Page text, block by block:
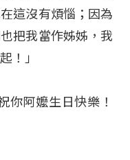
這沒有煩惱；因為
把我當作姊姊，我
！」
你阿嬤生日快樂！